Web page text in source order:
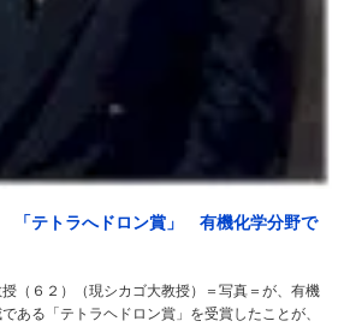
「テトラへドロン賞」 有機化学分野で
（６２）（現シカゴ大教授）＝写真＝が、有機
ある「テトラヘドロン賞」を受賞したことが、